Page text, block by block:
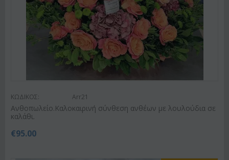
ΚΩΔΙΚΟΣ: Arr21
Ανθοπωλείο.Καλοκαιρινή σύνθεση ανθέων με λουλούδια σε
καλάθι.
€95.00